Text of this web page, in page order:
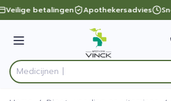
Ga naar de inhoud
1 van 1
Veilige betalingen Apothekersadvies
Menu
Product, merk, categorie...